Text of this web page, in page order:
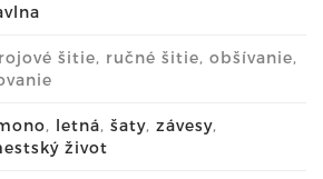
šitie, ručné šitie, obšívanie,
, letná, šaty, závesy,
život